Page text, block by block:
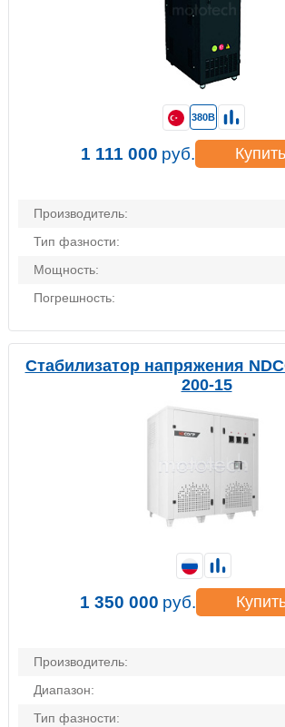
Производитель:
Тип фазности:
Мощность:
Погрешность:
380В
1 111 000 руб. Купить
Стабилизатор напряжения
200-15
Производитель:
Диапазон:
Тип фазности:
1 350 000 руб.